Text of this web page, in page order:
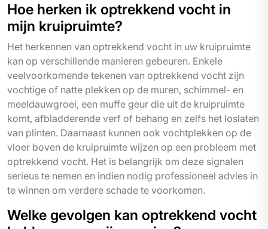
Hoe herken ik optrekkend vocht in
mijn kruipruimte?
Het herkennen van optrekkend vocht in uw kruipruimte
kan op verschillende manieren gebeuren. Enkele
veelvoorkomende tekenen van optrekkend vocht zijn
vochtige of natte plekken op de muren, schimmel- en
meeldauwgroei, een muffe geur die uit de kruipruimte
komt, afbladderende verf of behang en zelfs het loslaten
van plinten. Daarnaast kunnen ook vochtplekken op de
vloer boven de kruipruimte wijzen op een probleem met
optrekkend vocht. Het is belangrijk om deze signalen
serieus te nemen en indien nodig professioneel advies in
te winnen om verdere schade te voorkomen.
Welke gevolgen kan optrekkend vocht